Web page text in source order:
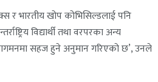
र भारतीय खोप कोभिसिल्डलाई पनि
विद्यार्थी तथा वरपरका अन्य
सहज हुने अनुमान गरिएको छ’, उनले